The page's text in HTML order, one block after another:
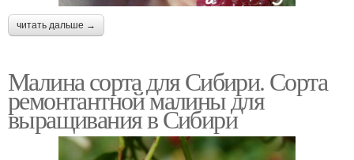
читать дальше →
Малина сорта для Сибири. Сорта
ремонтантной малины для
выращивания в Сибири